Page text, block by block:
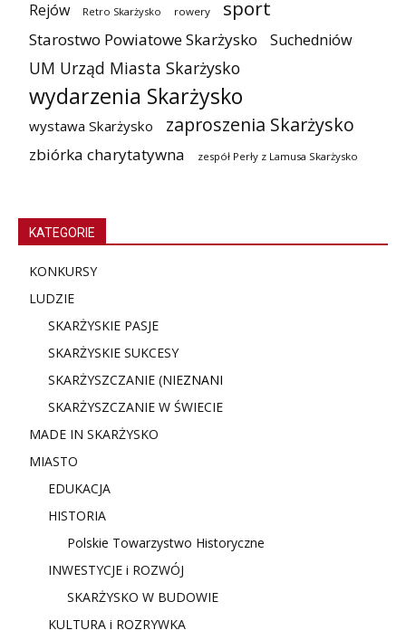
Rejów Retro Skarżysko rowery sport
Starostwo Powiatowe Skarżysko Suchedniów
UM Urząd Miasta Skarżysko
wydarzenia Skarżysko
wystawa Skarżysko zaproszenia Skarżysko
zbiórka charytatywna zespół Perły z Lamusa Skarżysko
KATEGORIE
KONKURSY
LUDZIE
SKARŻYSKIE PASJE
SKARŻYSKIE SUKCESY
SKARŻYSZCZANIE (NIEZNANI
SKARŻYSZCZANIE W ŚWIECIE
MADE IN SKARŻYSKO
MIASTO
EDUKACJA
HISTORIA
Polskie Towarzystwo Historyczne
INWESTYCJE i ROZWÓJ
SKARŻYSKO W BUDOWIE
KULTURA i ROZRYWKA